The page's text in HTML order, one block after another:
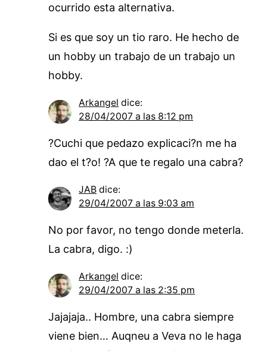
ocurrido esta alternativa.
Si es que soy un tio raro. He hecho de
un hobby un trabajo de un trabajo un
hobby.
Arkangel dice:
28/04/2007 a las 8:12 pm
?Cuchi que pedazo explicaci?n me ha
dao el t?o! ?A que te regalo una cabra?
JAB dice:
29/04/2007 a las 9:03 am
No por favor, no tengo donde meterla.
La cabra, digo. :)
Arkangel dice:
29/04/2007 a las 2:35 pm
Jajajaja.. Hombre, una cabra siempre
viene bien… Auqneu a Veva no le haga